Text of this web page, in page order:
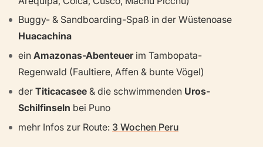
Buggy- & Sandboarding-Spaß in der Wüstenoase
Huacachina
ein Amazonas-Abenteuerim Tambopata-
Regenwald (Faultiere, Affen & bunte Vögel)
der Titicacasee & die schwimmenden Uros-
Schilfinseln bei Puno
mehr Infos zur Route: 3 Wochen Peru